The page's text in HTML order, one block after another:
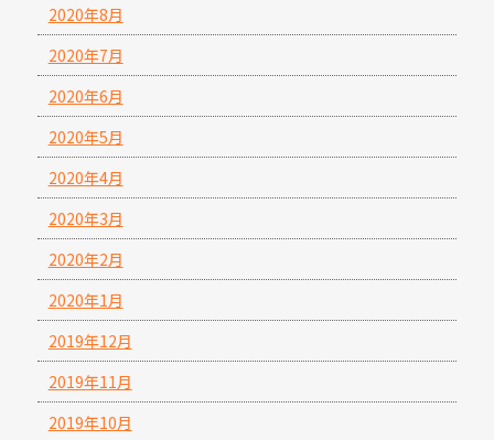
2020年8月
2020年7月
2020年6月
2020年5月
2020年4月
2020年3月
2020年2月
2020年1月
2019年12月
2019年11月
2019年10月